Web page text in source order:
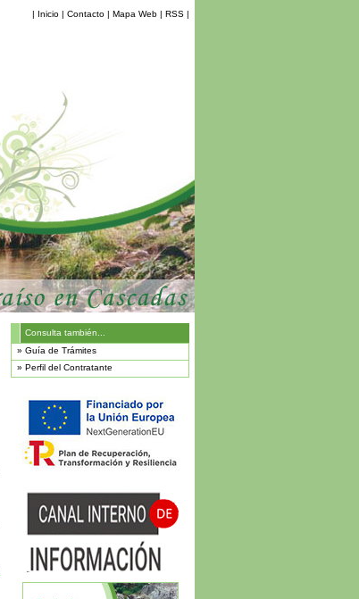
| Inicio |Contacto |Mapa Web |RSS |
Consulta también...
» Guía de Trámites
» Perfil del Contratante